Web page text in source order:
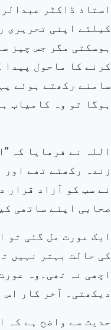
استاذ ڈاکٹر
کیلئے اپنی تحریری
ہوسکتی مگر جس چیز
کرنے کا ماحول پیدا
سامنے رکھتے ہوئے
ہوگا تو وہ کامیاب
اللہ نے فرمایا کہ
زندہ رکھتے تھے
نے سب کو آزاد قرار
صحابی اپنے ساتھی
ایک عورت مل گئی تو
کی حالت بہتر نہیں
اچھی نہ تھی۔وہ
دیکھتی۔ آخر کار
حدیث سے واضح ہے کہ